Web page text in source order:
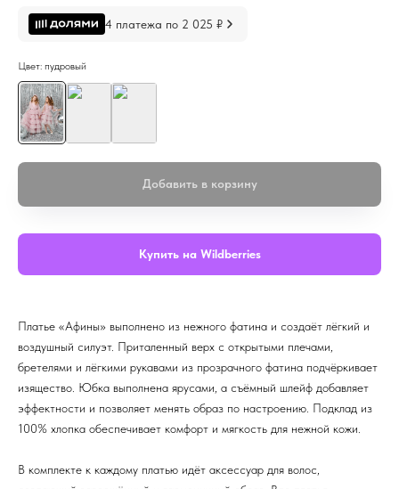
4 платежа по 2 025 ₽
Цвет: пудровый
Добавить в корзину
Купить на Wildberries
Платье «Афины» выполнено из нежного фатина и создаёт лёгкий и
воздушный силуэт. Приталенный верх с открытыми плечами,
бретелями и лёгкими рукавами из прозрачного фатина подчёркивает
изящество. Юбка выполнена ярусами, а съёмный шлейф добавляет
эффектности и позволяет менять образ по настроению. Подклад из
100% хлопка обеспечивает комфорт и мягкость для нежной кожи.
В комплекте к каждому платью идёт аксессуар для волос,